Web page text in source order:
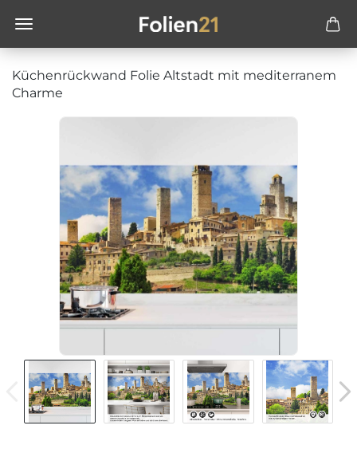
Küchenrückwand Folie Altstadt mit mediterranem
Charme